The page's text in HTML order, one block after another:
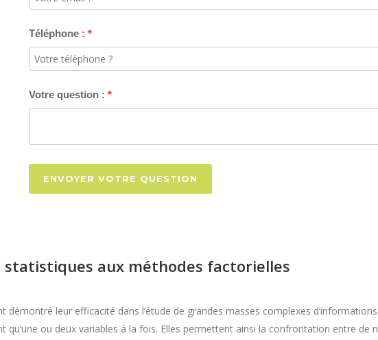
Téléphone :
Votre question :
ENVOYER VOTRE QUESTION
statistiques aux méthodes factorielles
démontré leur efficacité dans l’étude de grandes masses complexes
ou deux variables à la fois. Elles permettent ainsi la confrontation entre